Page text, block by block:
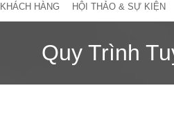
KHÁCH HÀNG HỘI THẢO & SỰ KIỆN
Quy Trình